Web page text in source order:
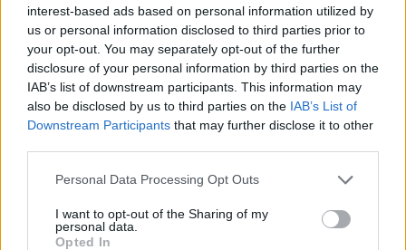
interest-based ads based on personal information utilized by
us or personal information disclosed to third parties prior to
your opt-out. You may separately opt-out of the further
disclosure of your personal information by third parties on the
IAB’s list of downstream participants. This information may
also be disclosed by us to third parties on the IAB’s List of
Downstream Participants that may further disclose it to other
Personal Data Processing Opt Outs
I want to opt-out of the Sharing of my
personal data.
Opted In
Εδώ Παππάς, εκεί Παππάς, που είναι
ο ΣΥΡΙΖΑ και οι Κιλκισιώτες
26-07-2026 - Κανένα σχόλιο
Κιλκίς προς Χατζηδάκη: Στηρίξτε